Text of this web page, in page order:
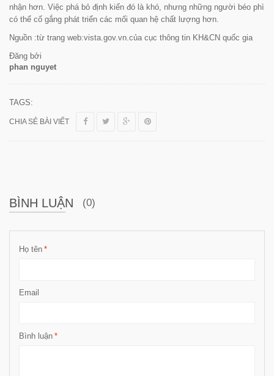
nhận hơn. Việc phá bỏ định kiến đó là khó, nhưng những người béo phì
có thể cố gắng phát triển các mối quan hệ chất lượng hơn.
Nguồn :từ trang web:vista.gov.vn.của cục thông tin KH&CN quốc gia
Đăng bởi
phan nguyet
TAGS:
CHIA SẺ BÀI VIẾT
BÌNH LUẬN (0)
*
Họ tên
Email
*
Bình luận